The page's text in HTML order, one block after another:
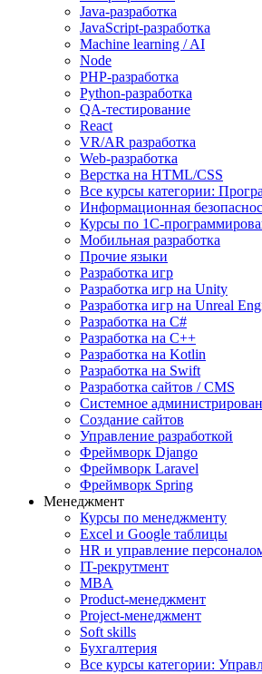
Java-разработка
JavaScript-разработка
Machine learning / AI
Node
PHP-разработка
Python-разработка
QA-тестирование
React
VR/AR разработка
Web-разработка
Верстка на HTML/CSS
Все курсы категории:
Информационная
Курсы по 1С-
Мобильная разработка
Прочие языки
Разработка игр
Разработка игр на Unity
Разработка игр на Unreal
Разработка на C#
Разработка на C++
Разработка на Kotlin
Разработка на Swift
Разработка сайтов / CMS
Системное
Создание сайтов
Управление разработкой
Фреймворк Django
Фреймворк Laravel
Фреймворк Spring
Менеджмент
Курсы по менеджменту
Excel и Google таблицы
HR и управление
IT-рекрутмент
MBA
Product-менеджмент
Project-менеджмент
Soft skills
Бухгалтерия
Все курсы категории: